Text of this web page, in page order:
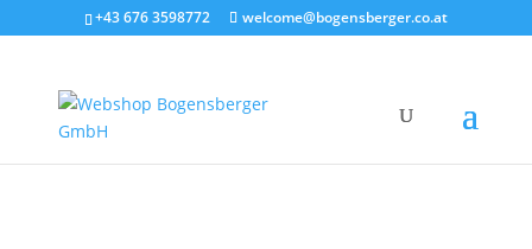
+43 676 3598772 welcome@bogensberger.co.at